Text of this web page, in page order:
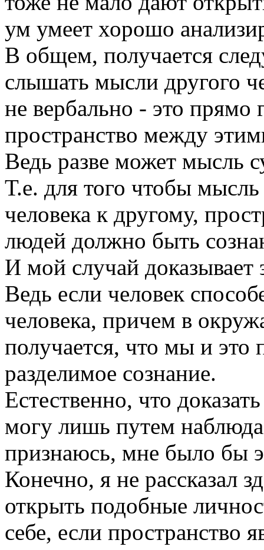
ум умеет хорошо
В общем, получается
слышать мысли другого
не вербально - это прямо
пространство между
Ведь разве может мысль
Т.е. для того чтобы мысль
человека к другому,
людей должно быть
И мой случай доказывает
Ведь если человек
человека, причем в
получается, что мы и это
разделимое сознание.
Естественно, что
могу лишь путем
признаюсь, мне было бы
Конечно, я не рассказал
открыть подобные
себе, если пространство